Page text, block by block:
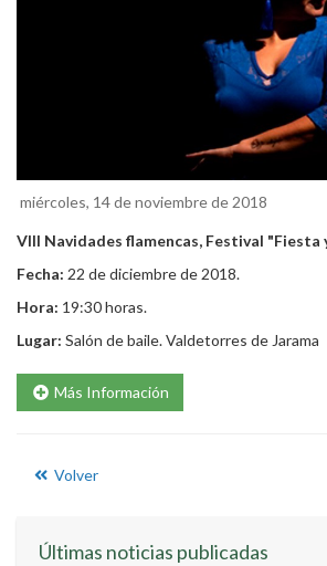
miércoles, 14 de noviembre de 2018
VIII Navidades flamencas, Festival "Fiesta
Fecha: 22 de diciembre de 2018.
Hora: 19:30 horas.
Lugar: Salón de baile. Valdetorres de Jarama
Más Información
Volver
Últimas noticias publicadas